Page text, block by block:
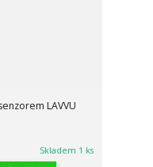
LAVVU
Skladem 1 ks